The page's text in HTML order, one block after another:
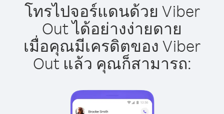
โทรไปจอร์แดนด้วย Viber
Out ได้อย่างง่ายดาย
เมื่อคุณมีเครดิตของ Viber
Out แล้ว คุณก็สามารถ: